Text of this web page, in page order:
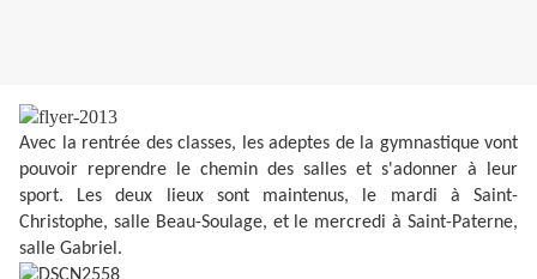
Avec la rentrée des classes, les adeptes de la gymnastique vont
pouvoir reprendre le chemin des salles et s'adonner à leur
sport. Les deux lieux sont maintenus, le mardi à Saint-
Christophe, salle Beau-Soulage, et le mercredi à Saint-Paterne,
salle Gabriel.